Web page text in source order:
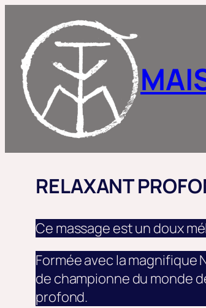
contenu
RELAXANT
Ce massage est un doux
Formée avec la magnifique
de championne du monde
profond.